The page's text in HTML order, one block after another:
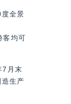
全景
客均可
月末
生产